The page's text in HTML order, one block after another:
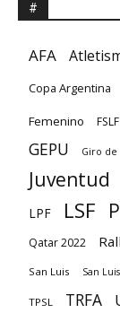
#
AFA
Copa Argentina
Femenino FSLF
GEPU Giro de
Juventud
LPF LSF
Qatar 2022
San Luis San
TPSL TRFA